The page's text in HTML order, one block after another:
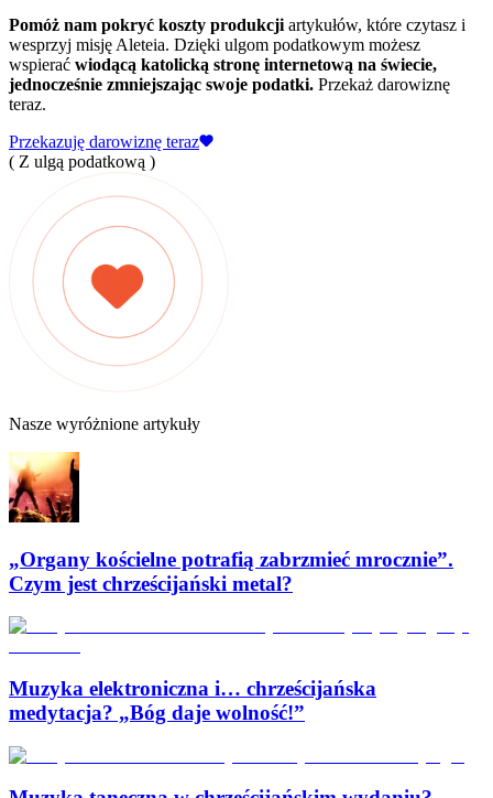
Pomóż nam pokryć koszty produkcji artykułów, które czytasz i
wesprzyj misję Aleteia. Dzięki ulgom podatkowym możesz
wspierać wiodącą katolicką stronę internetową na świecie,
jednocześnie zmniejszając swoje podatki. Przekaż darowiznę
teraz.
Przekazuję darowiznę teraz
( Z ulgą podatkową )
Nasze wyróżnione artykuły
„Organy kościelne potrafią zabrzmieć mrocznie”.
Czym jest chrześcijański metal?
Muzyka elektroniczna i… chrześcijańska
medytacja? „Bóg daje wolność!”